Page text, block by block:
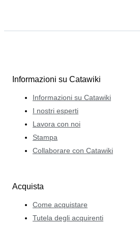
compito che è felice di svolgere
Informazioni su Catawiki
Informazioni su Catawiki
I nostri esperti
Lavora con noi
Stampa
Collaborare con Catawiki
Acquista
Come acquistare
Tutela degli acquirenti